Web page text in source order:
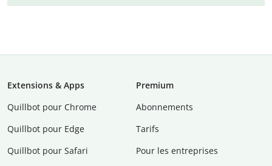
Extensions & Apps
Quillbot pour Chrome
Quillbot pour Edge
Quillbot pour Safari
Premium
Abonnements
Tarifs
Pour les entreprises